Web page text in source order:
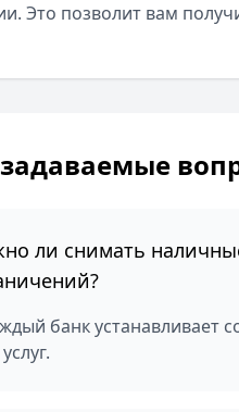
Это позволит вам
ли снимать
банк устанавливает